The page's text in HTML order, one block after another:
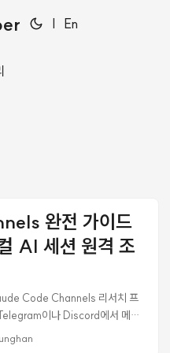
| En
완전 가이드
AI 세션 원격 조
Code Channels 리서치 프
이나 Discord에서 메시
Code가 코드를 짜고 파일을 수